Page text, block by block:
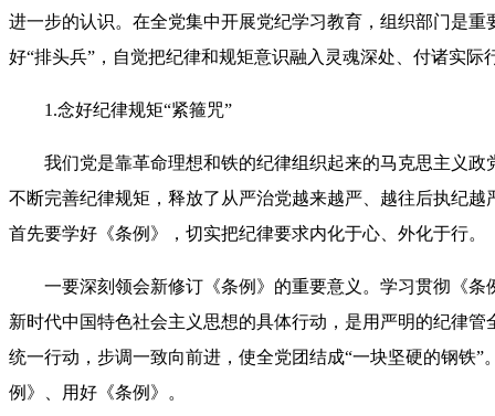
进一步的认识。在全党集中开展党纪学习教育，组织部门是
好“排头兵”，自觉把纪律和规矩意识融入灵魂深处、付诸实
1.念好纪律规矩“紧箍咒”
我们党是靠革命理想和铁的纪律组织起来的马克思主义
不断完善纪律规矩，释放了从严治党越来越严、越往后执纪
首先要学好《条例》，切实把纪律要求内化于心、外化于行。
一要深刻领会新修订《条例》的重要意义。学习贯彻《
新时代中国特色社会主义思想的具体行动，是用严明的纪律
统一行动，步调一致向前进，使全党团结成“一块坚硬的钢铁
例》、用好《条例》。